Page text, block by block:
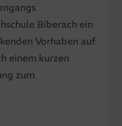
Biberach ein
Vorhaben auf
einem kurzen
zum